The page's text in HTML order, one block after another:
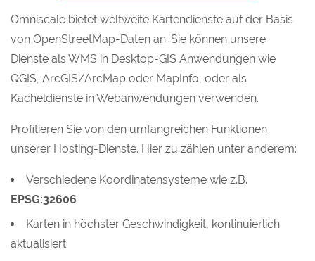
Omniscale bietet weltweite Kartendienste auf der Basis
von OpenStreetMap-Daten an. Sie können unsere
Dienste als WMS in Desktop-GIS Anwendungen wie
QGIS, ArcGIS/ArcMap oder MapInfo, oder als
Kacheldienste in Webanwendungen verwenden.
Profitieren Sie von den umfangreichen Funktionen
unserer Hosting-Dienste. Hier zu zählen unter anderem:
Verschiedene Koordinatensysteme wie z.B.
EPSG:32606
Karten in höchster Geschwindigkeit, kontinuierlich
aktualisiert